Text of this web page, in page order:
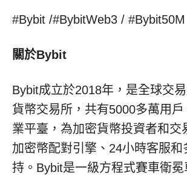
#Bybit /#BybitWeb3 / #Bybit50M
關於Bybit
Bybit成立於2018年，是全球交
貨幣交易所，共有5000多萬用
業平臺，為加密貨幣投資者和交
加密幣配對引擎、24小時客服和
持。Bybit是一級方程式賽車衛